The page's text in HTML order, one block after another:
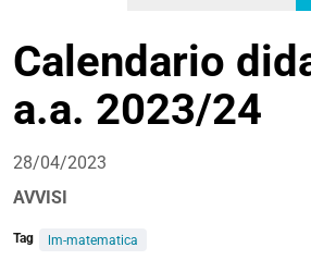
Calendario
a.a. 2023/24
28/04/2023
AVVISI
Tag lm-matematica